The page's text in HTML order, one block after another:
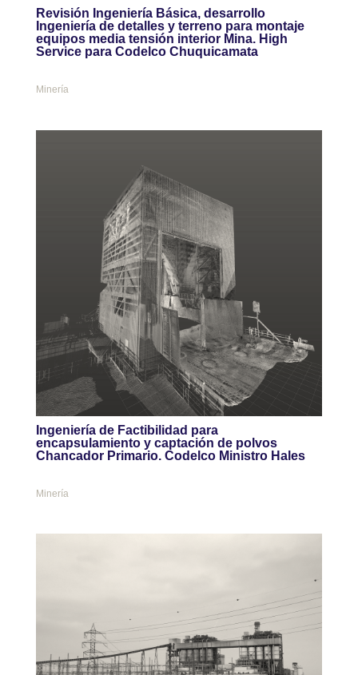
Revisión Ingeniería Básica, desarrollo
Ingeniería de detalles y terreno para montaje
equipos media tensión interior Mina. High
Service para Codelco Chuquicamata
Minería
Ingeniería de Factibilidad para
encapsulamiento y captación de polvos
Chancador Primario. Codelco Ministro Hales
Minería